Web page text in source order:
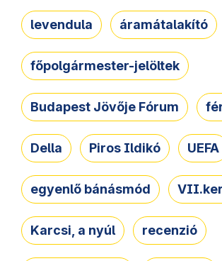
levendula áramátalakító
főpolgármester-jelöltek
Budapest Jövője Fórum
Della Piros Ildikó UEFA
egyenlő bánásmód
Karcsi, a nyúl recenzió